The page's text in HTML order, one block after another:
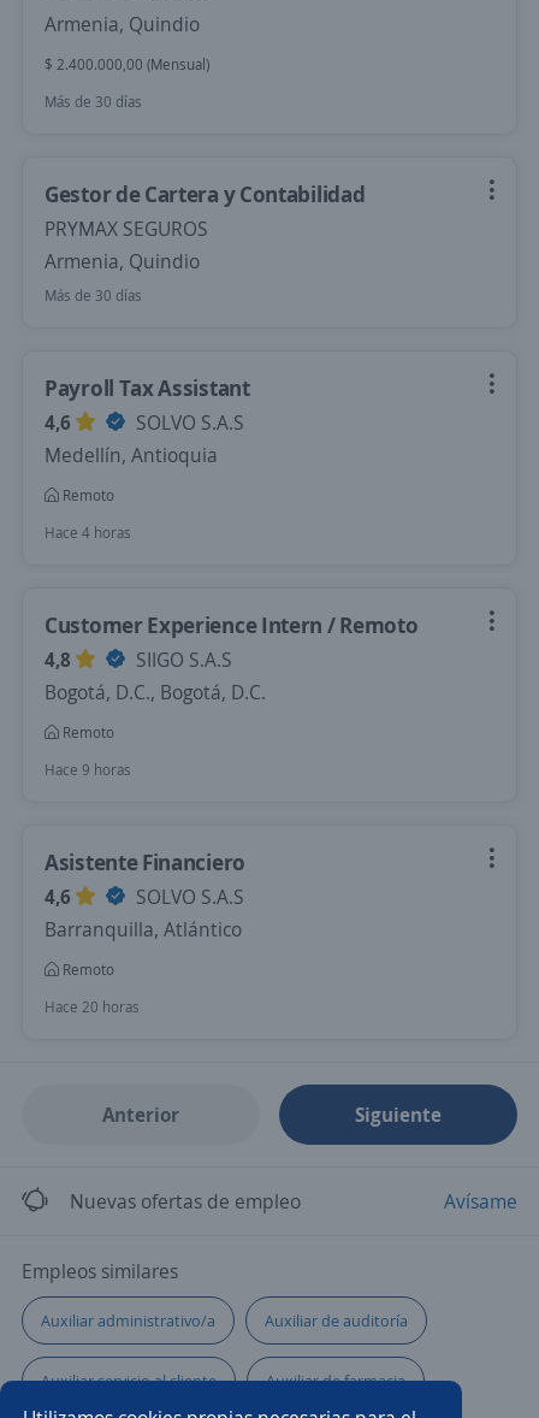
Armenia, Quindio
$ 2.400.000,00 (Mensual)
Más de 30 días
Gestor de Cartera y Contabilidad
PRYMAX SEGUROS
Armenia, Quindio
Más de 30 días
Payroll Tax Assistant
4,6
SOLVO S.A.S
Medellín, Antioquia
Remoto
Hace 4 horas
Customer Experience Intern / Remoto
4,8
SIIGO S.A.S
Bogotá, D.C., Bogotá, D.C.
Remoto
Hace 9 horas
Asistente Financiero
4,6
SOLVO S.A.S
Barranquilla, Atlántico
Remoto
Hace 20 horas
Anterior Siguiente
Nuevas ofertas de empleo Avísame
Empleos similares
Auxiliar administrativo/a Auxiliar de auditoría
Auxiliar servicio al cliente Auxiliar de farmacia